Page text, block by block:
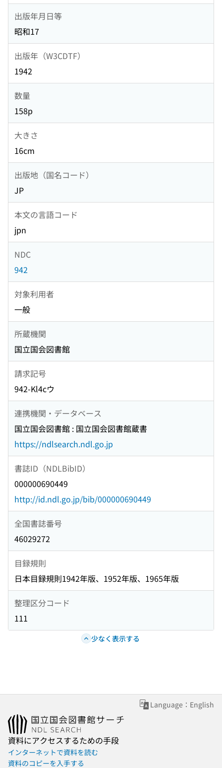
出版年月日等
昭和17
出版年（W3CDTF）
1942
数量
158p
大きさ
16cm
出版地（国名コード）
JP
本文の言語コード
jpn
NDC
942
対象利用者
一般
所蔵機関
国立国会図書館
請求記号
942-Kl4cウ
連携機関・データベース
国立国会図書館 : 国立国会図書館蔵書
https://ndlsearch.ndl.go.jp
書誌ID（NDLBibID）
000000690449
http://id.ndl.go.jp/bib/000000690449
全国書誌番号
46029272
目録規則
日本目録規則1942年版、1952年版、1965年版
整理区分コード
111
少なく表示する
Language：English
資料にアクセスするための手段
インターネットで資料を読む
資料のコピーを入手する